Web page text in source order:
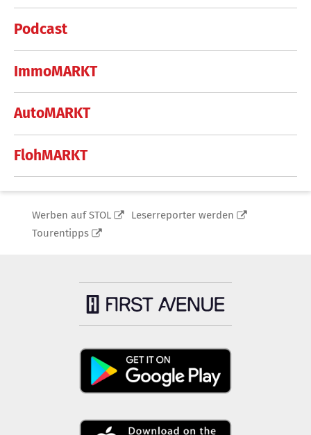
Podcast
ImmoMARKT
AutoMARKT
FlohMARKT
Werben auf STOL
Leserreporter werden
Tourentipps